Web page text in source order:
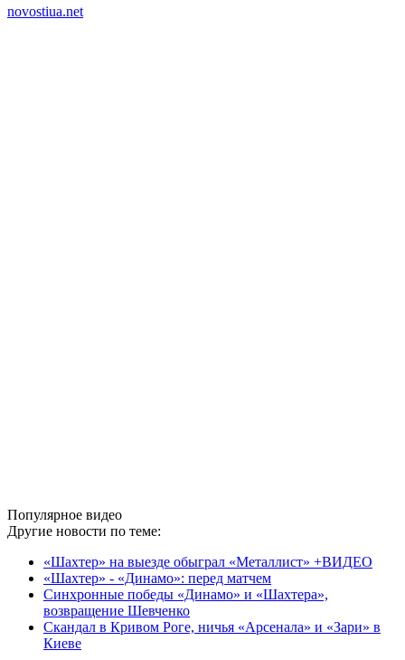
novostiua.net
Популярное видео
Другие новости по теме:
«Шахтер» на выезде обыграл «Металлист» +ВИДЕО
«Шахтер» - «Динамо»: перед матчем
Синхронные победы «Динамо» и «Шахтера»,
возвращение Шевченко
Скандал в Кривом Роге, ничья «Арсенала» и «Зари» в
Киеве